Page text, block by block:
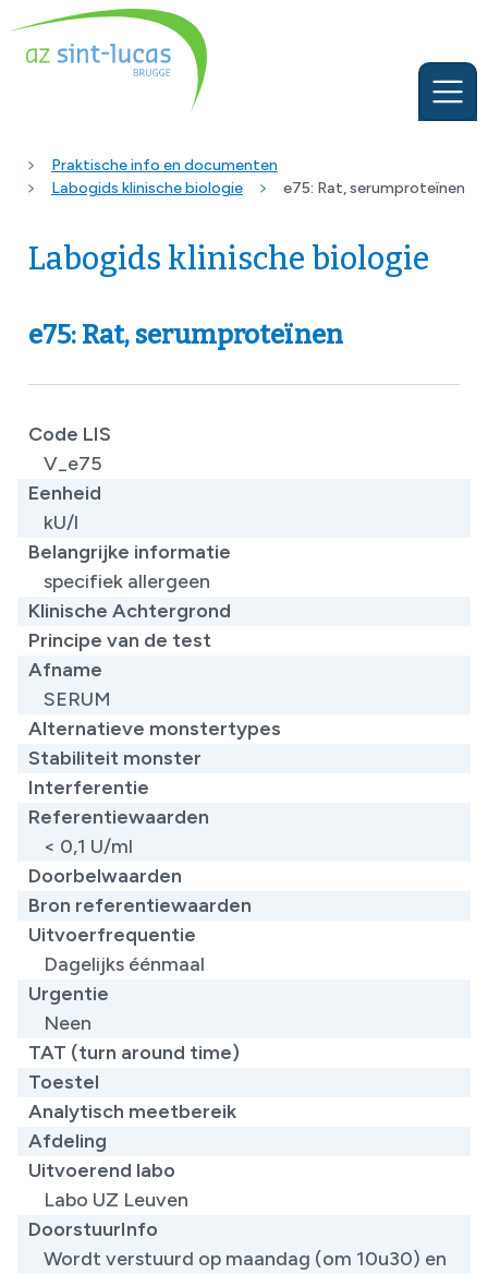
Praktische info en documenten
Labogids klinische biologie
e75: Rat, serumproteïnen
Labogids klinische biologie
e75: Rat, serumproteïnen
Code LIS
V_e75
Eenheid
kU/l
Belangrijke informatie
specifiek allergeen
Klinische Achtergrond
Principe van de test
Afname
SERUM
Alternatieve monstertypes
Stabiliteit monster
Interferentie
Referentiewaarden
< 0,1 U/ml
Doorbelwaarden
Bron referentiewaarden
Uitvoerfrequentie
Dagelijks éénmaal
Urgentie
Neen
TAT (turn around time)
Toestel
Analytisch meetbereik
Afdeling
Uitvoerend labo
Labo UZ Leuven
DoorstuurInfo
Wordt verstuurd op maandag (om 10u30) en